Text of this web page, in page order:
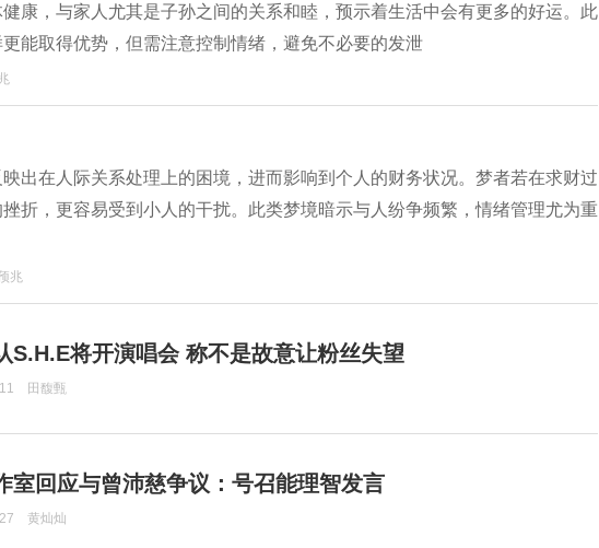
康，与家人尤其是子孙之间的关系和睦，预示着生活中会有更多的好运。此
能取得优势，但需注意控制情绪，避免不必要的发泄
出在人际关系处理上的困境，进而影响到个人的财务状况。梦者若在求财过
折，更容易受到小人的干扰。此类梦境暗示与人纷争频繁，情绪管理尤为重
兆
S.H.E将开演唱会 称不是故意让粉丝失望
田馥甄
室回应与曾沛慈争议：号召能理智发言
黄灿灿